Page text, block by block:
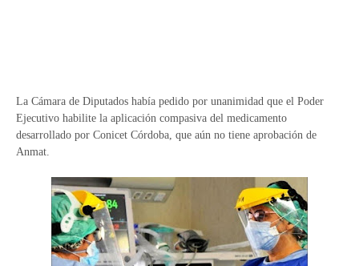
La Cámara de Diputados había pedido por unanimidad que el Poder
Ejecutivo habilite la aplicación compasiva del medicamento
desarrollado por Conicet Córdoba, que aún no tiene aprobación de
Anmat.